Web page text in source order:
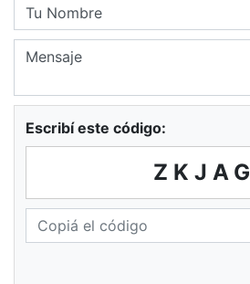
Escribí este código:
ZKJAG